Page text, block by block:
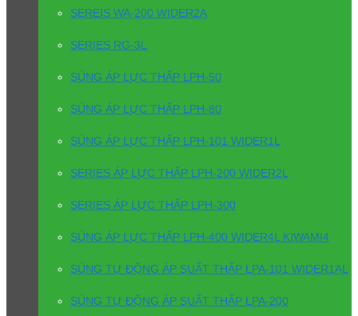
SEREIS WA-200 WIDER2A
SERIES RG-3L
SÚNG ÁP LỰC THẤP LPH-50
SÚNG ÁP LỰC THẤP LPH-80
SÚNG ÁP LỰC THẤP LPH-101 WIDER1L
SERIES ÁP LỰC THẤP LPH-200 WIDER2L
SERIES ÁP LỰC THẤP LPH-300
SÚNG ÁP LỰC THẤP LPH-400 WIDER4L KIWAMI4
SÚNG TỰ ĐỘNG ÁP SUẤT THẤP LPA-101 WIDER1AL
SÚNG TỰ ĐỘNG ÁP SUẤT THẤP LPA-200